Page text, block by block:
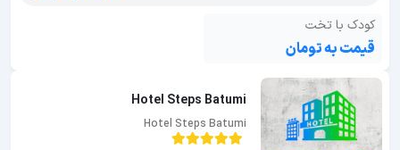
کودک با تخت
قیمت به تومان
Hotel Steps Batumi
Hotel Steps Batumi